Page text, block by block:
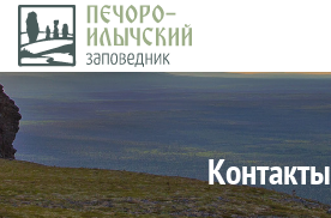
Перейти к основному содержанию
Контакты